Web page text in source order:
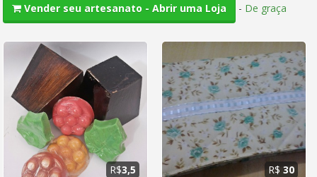
Vender seu artesanato - Abrir uma Loja - De graça
R$3,5 R$ 30